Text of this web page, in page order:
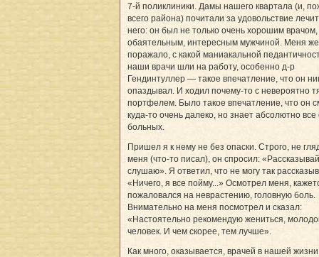
7-й поликлиники. Дамы нашего квартала (и,
всего района) почитали за удовольствие
него: он был не только очень хорошим
обаятельным, интересным мужчиной. Меня же
поражало, с какой маниакальной
наши врачи шли на работу, особенно д-р
Гендинтуллер — такое впечатление, что он
опаздывал. И ходил почему-то с невероятно
портфелем. Было такое впечатление, что он
куда-то очень далеко, но знает абсолютно все
больных.
Пришел я к нему не без опаски. Строго, не
меня (что-то писал), он спросил:
слушаю». Я ответил, что не могу так
«Ничего, я все пойму...» Осмотрел меня,
пожаловался на неврастению, головную боль.
Внимательно на меня посмотрел и сказал:
«Настоятельно рекомендую жениться,
человек. И чем скорее, тем лучше».
Как много, оказывается, врачей в нашей